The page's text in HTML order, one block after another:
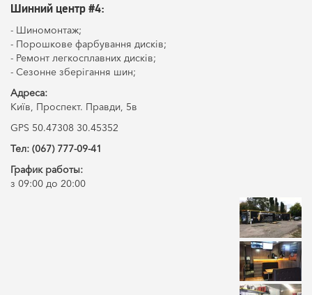
Шинний центр #4:
- Шиномонтаж;
- Порошкове фарбування дисків;
- Ремонт легкосплавних дисків;
- Сезонне зберігання шин;
Адреса:
Київ, Проспект. Правди, 5в
GPS 50.47308 30.45352
Тел: (067) 777-09-41
График работы:
з 09:00 до 20:00